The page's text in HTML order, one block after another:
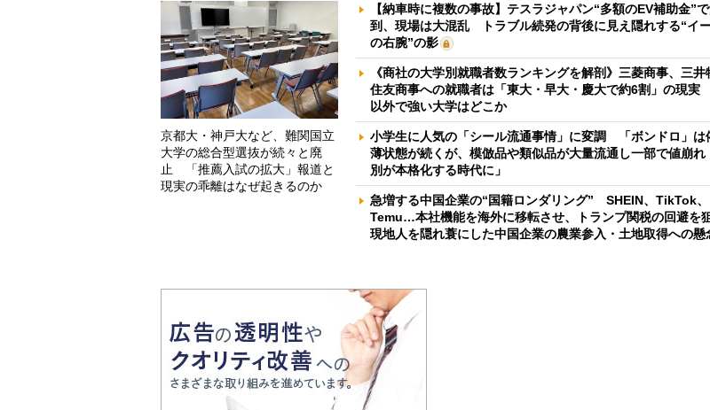
京都大・神戸大など、難関国立
大学の総合型選抜が続々と廃
止 「推薦入試の拡大」報道と
現実の乖離はなぜ起きるのか
【納車時に複数の事故】テスラジャパン“多額のEV補助金”
到、現場は大混乱 トラブル続発の背後に見え隠れする“イ
の右腕”の影
《商社の大学別就職者数ランキングを解剖》三菱商事、三井
住友商事への就職者は「東大・早大・慶大で約6割」の現
以外で強い大学はどこか
小学生に人気の「シール流通事情」に変調 「ボンドロ」は
薄状態が続くが、模倣品や類似品が大量流通し一部で値崩
別が本格化する時代に」
急増する中国企業の“国籍ロンダリング” SHEIN、TikTok、
Temu…本社機能を海外に移転させ、トランプ関税の回避を
現地人を隠れ蓑にした中国企業の農業参入・土地取得への懸